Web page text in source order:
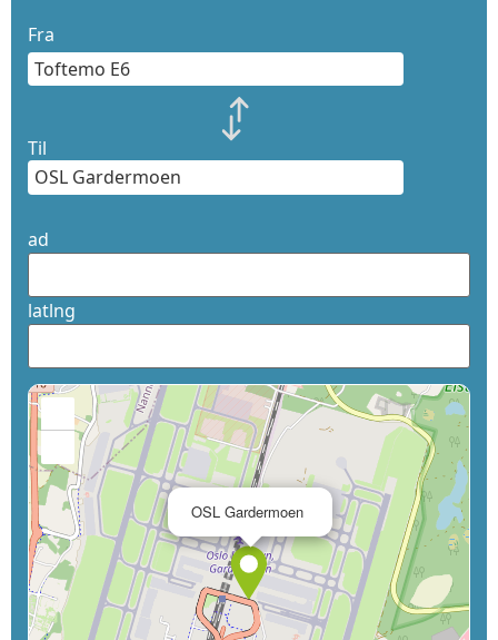
Fra
Til
ad
latlng
OSL Gardermoen